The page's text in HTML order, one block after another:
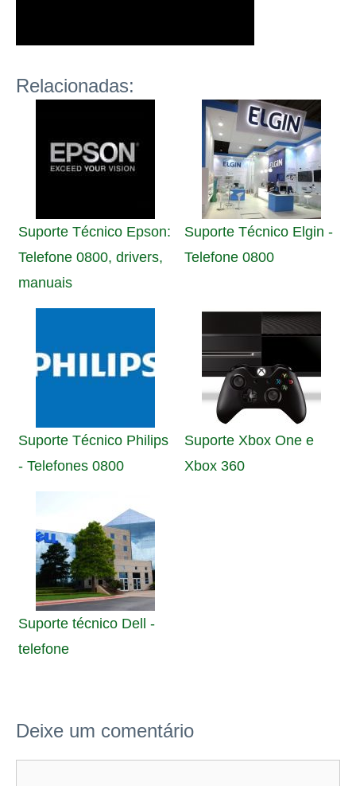
Relacionadas:
Suporte Técnico Epson:
Telefone 0800, drivers,
manuais
Suporte Técnico Elgin -
Telefone 0800
Suporte Técnico Philips
- Telefones 0800
Suporte Xbox One e
Xbox 360
Suporte técnico Dell -
telefone
Deixe um comentário